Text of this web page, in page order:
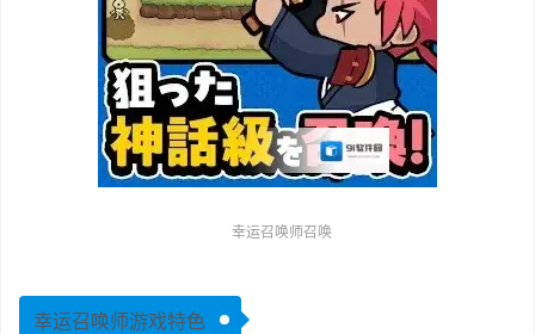
幸运召唤师召唤
幸运召唤师游戏特色